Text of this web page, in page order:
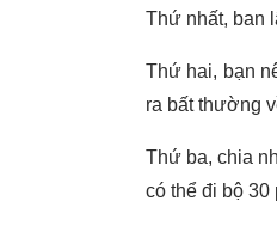
Thứ nhất, ban
Thứ hai, bạn
ra bất thường
Thứ ba, chia
có thể đi bộ 30